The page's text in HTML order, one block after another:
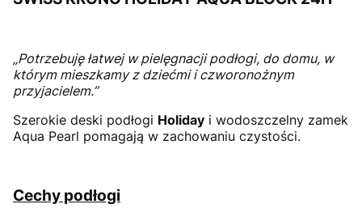
„Potrzebuję łatwej w pielęgnacji podłogi, do domu, w
którym mieszkamy z dziećmi i czworonożnym
przyjacielem.”
Szerokie deski podłogi Holiday i wodoszczelny zamek
Aqua Pearl pomagają w zachowaniu czystości.
Cechy podłogi